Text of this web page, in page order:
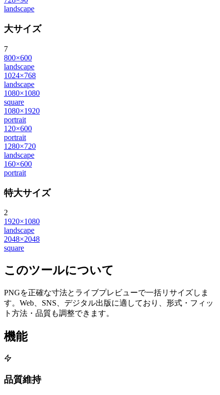
landscape
大サイズ
7
800×600
landscape
1024×768
landscape
1080×1080
square
1080×1920
portrait
120×600
portrait
1280×720
landscape
160×600
portrait
特大サイズ
2
1920×1080
landscape
2048×2048
square
このツールについて
PNGを正確な寸法とライブプレビューで一括リサイズしま
す。Web、SNS、デジタル出版に適しており、形式・フィッ
ト方法・品質も調整できます。
機能
品質維持